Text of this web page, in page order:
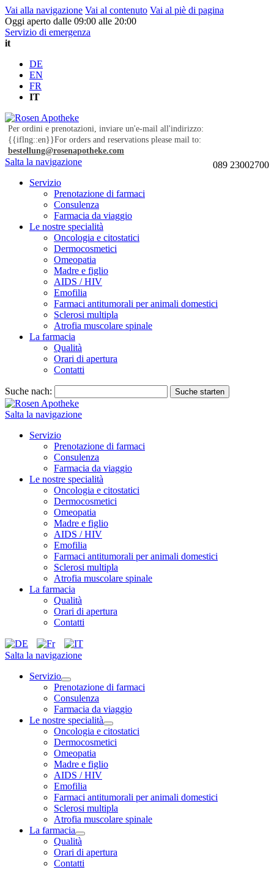
Vai alla navigazione Vai al contenuto Vai al piè di pagina
Oggi aperto dalle 09:00 alle 20:00
Servizio di emergenza
it
DE
EN
FR
IT
Per ordini e prenotazioni, inviare un'e-mail all'indirizzo:
{{iflng::en}}For orders and reservations please mail to:
bestellung@rosenapotheke.com
089 23002700
Salta la navigazione
Servizio
Prenotazione di farmaci
Consulenza
Farmacia da viaggio
Le nostre specialità
Oncologia e citostatici
Dermocosmetici
Omeopatia
Madre e figlio
AIDS / HIV
Emofilia
Farmaci antitumorali per animali domestici
Sclerosi multipla
Atrofia muscolare spinale
La farmacia
Qualità
Orari di apertura
Contatti
Suche nach: Suche starten
Salta la navigazione
Servizio
Prenotazione di farmaci
Consulenza
Farmacia da viaggio
Le nostre specialità
Oncologia e citostatici
Dermocosmetici
Omeopatia
Madre e figlio
AIDS / HIV
Emofilia
Farmaci antitumorali per animali domestici
Sclerosi multipla
Atrofia muscolare spinale
La farmacia
Qualità
Orari di apertura
Contatti
Salta la navigazione
Servizio
Prenotazione di farmaci
Consulenza
Farmacia da viaggio
Le nostre specialità
Oncologia e citostatici
Dermocosmetici
Omeopatia
Madre e figlio
AIDS / HIV
Emofilia
Farmaci antitumorali per animali domestici
Sclerosi multipla
Atrofia muscolare spinale
La farmacia
Qualità
Orari di apertura
Contatti